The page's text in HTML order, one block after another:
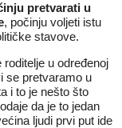
pretvarati u
, počinju voljeti istu
stavove.
u određenoj
se pretvaramo u
i to je nešto što
da je to jedan
ljudi prvi put ide